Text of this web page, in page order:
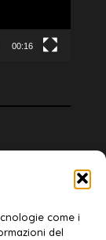
come i
del
00:16